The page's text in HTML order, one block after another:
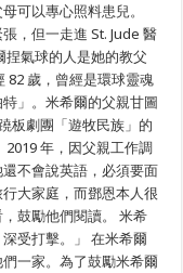
可以專心照料患兒。
，但一走進 St. Jude 醫
氣球的人是她的教父
82 歲，曾經是環球靈魂
」。米希爾的父親甘圖
板劇團「遊牧民族」的
年，因父親工作調
不會說英語，必須要面
大家庭，而鄧恩本人很
鼓勵他們閱讀。 米希
受打擊。」 在米希爾
一家。為了鼓勵米希爾